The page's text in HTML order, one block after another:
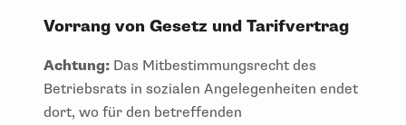
Vorrang von Gesetz und Tarifvertrag
Achtung: Das Mitbestimmungsrecht des
Betriebsrats in sozialen Angelegenheiten endet
dort, wo für den betreffenden